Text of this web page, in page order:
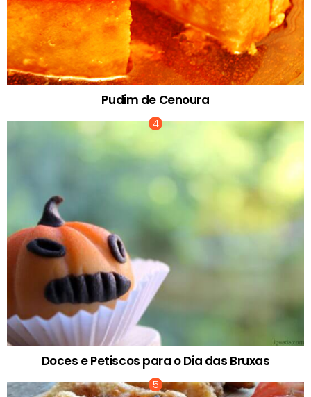
Pudim de Cenoura
Doces e Petiscos para o Dia das Bruxas